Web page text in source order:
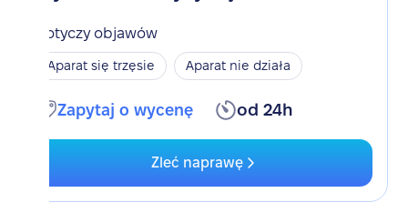
Dotyczy objawów
Aparat się trzęsie Aparat nie działa
Zapytaj o wycenę od 24h
Zleć naprawę